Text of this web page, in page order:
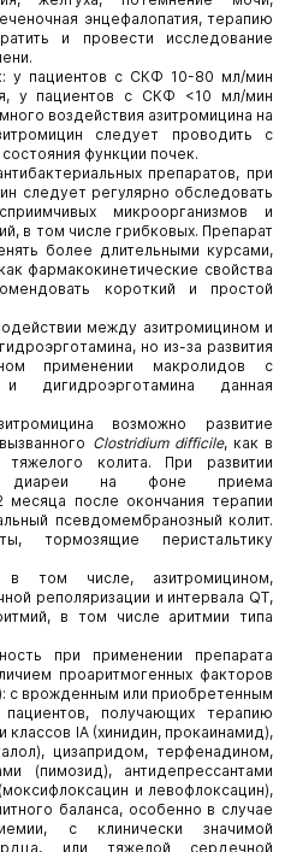
энцефалопатия, терапию
и провести исследование
у пациентов с СКФ 10-80 мл/мин
у пациентов с СКФ <10 мл/мин
воздействия азитромицина на
следует проводить с
функции почек.
препаратов, при
следует регулярно обследовать
микроорганизмов и
в том числе грибковых. Препарат
более длительными курсами,
фармакокинетические свойства
короткий и простой
между азитромицином и
но из-за развития
применении макролидов с
дигидроэрготамина данная
возможно развитие
Clostridium difficile, как в
колита. При развитии
диареи на фоне приема
месяца после окончания терапии
псевдомембранозный колит.
тормозящие перистальтику
том числе, азитромицином,
реполяризации и интервала QT,
в том числе аритмии типа
при применении препарата
проаритмогенных факторов
с врожденным или приобретенным
получающих терапию
классов IA (хинидин, прокаинамид),
цизапридом, терфенадином,
(пимозид), антидепрессантами
и левофлоксацин),
баланса, особенно в случае
с клинически значимой
или тяжелой сердечной